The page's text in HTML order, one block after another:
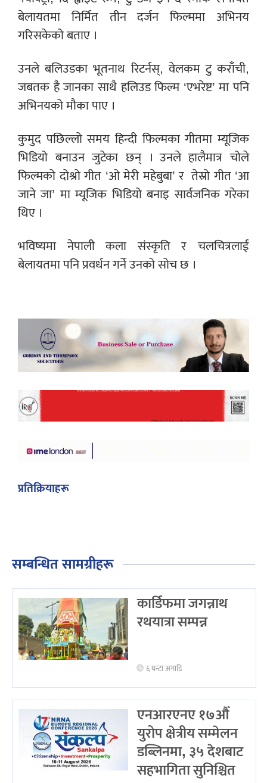
बेलायतमा निर्मित तीन दर्जन फिल्ममा अभिनय
गरिसकेको बताए ।
उनले बलिउडका भूतनाथ रिटर्नस्, वेलकम टु कराँची,
जबतक है जानका साथै हलिउड फिल्म ‘एभरेष्ट’ मा पनि
अभिनयको मौका पाए ।
कुमुद पछिल्लो समय हिन्दी फिल्मका गीतमा म्यूजिक
भिडियो बनाउन जुटेका छन् । उनले हालैमात्र चोले
फिल्मको दोश्रो गीत ‘ओ मेरी महेबुबा’ र तेस्रो गीत ‘आ
जाने जा’ मा म्यूजिक भिडियो बनाइ सार्वजनिक गरेका
थिए ।
भविष्यमा नेपाली कला संस्कृति र चलचित्रलाई
बेलायतमा पनि प्रवर्धन गर्ने उनको सोच छ ।
प्रतिक्रियाहरू
सम्बन्धित सामग्रीहरू
कार्डिफमा जगन्नाथ
रथयात्रा सम्पन्न
६ घन्टा अगाडि
एनआरएनए १७औँ
युरोप क्षेत्रीय सम्मेलन
डब्लिनमा, ३५ देशबाट
सहभागिता सुनिश्चित